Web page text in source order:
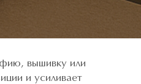
вышивку или
и усиливает